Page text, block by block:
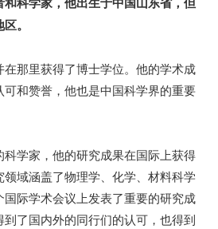
。
那里获得了博士学位。他的学术成
和赞誉，他也是中国科学界的重要
学家，他的研究成果在国际上获得
域涵盖了物理学、化学、材料科学
际学术会议上发表了重要的研究成
了国内外的同行们的认可，也得到